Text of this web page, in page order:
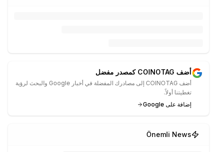
أضف COINOTAG كمصدر مفضل
أضف COINOTAG إلى مصادرك المفضلة في أخبار Google والبحث لرؤية
تغطيتنا أولاً.
إضافة على Google
Önemli News